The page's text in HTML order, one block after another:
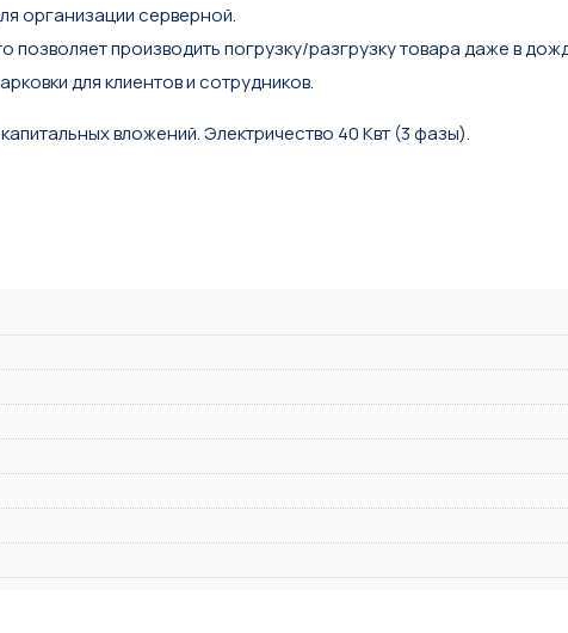
организации серверной.
позволяет производить погрузку/разгрузку товара даже в
для клиентов и сотрудников.
вложений. Электричество 40 Квт (3 фазы).